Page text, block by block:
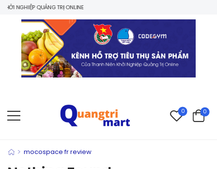
NGHIỆP QUẢNG TRỊ ONLINE
0 0
> mocospace fr review